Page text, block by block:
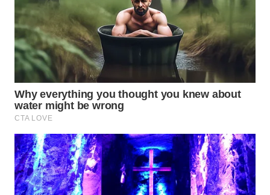
WAHANA
ADVOKAT
WAHANA
INFRASTRUKTUR
WAHANA
WAHANA
LISTRIK